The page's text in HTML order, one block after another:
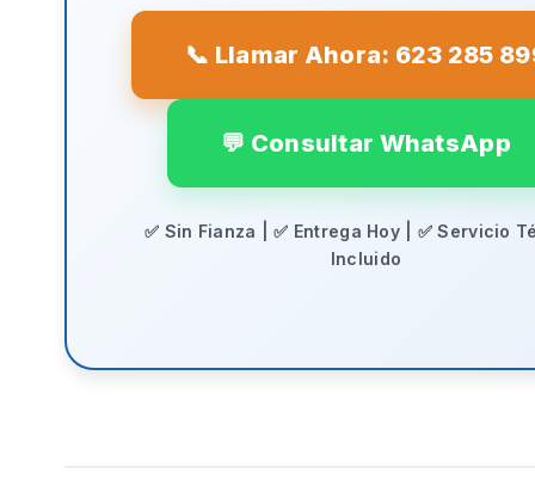
📞 Llamar Ahora: 623 285
💬 Consultar WhatsApp
✅ Sin Fianza | ✅ Entrega Hoy | ✅ Servicio
Incluido